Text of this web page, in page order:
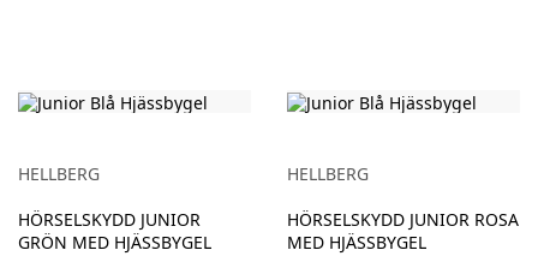
HELLBERG
HÖRSELSKYDD JUNIOR
GRÖN MED HJÄSSBYGEL
HELLBERG
HÖRSELSKYDD JUNIOR ROSA
MED HJÄSSBYGEL